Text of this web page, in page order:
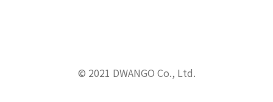
© 2021 DWANGO Co., Ltd.